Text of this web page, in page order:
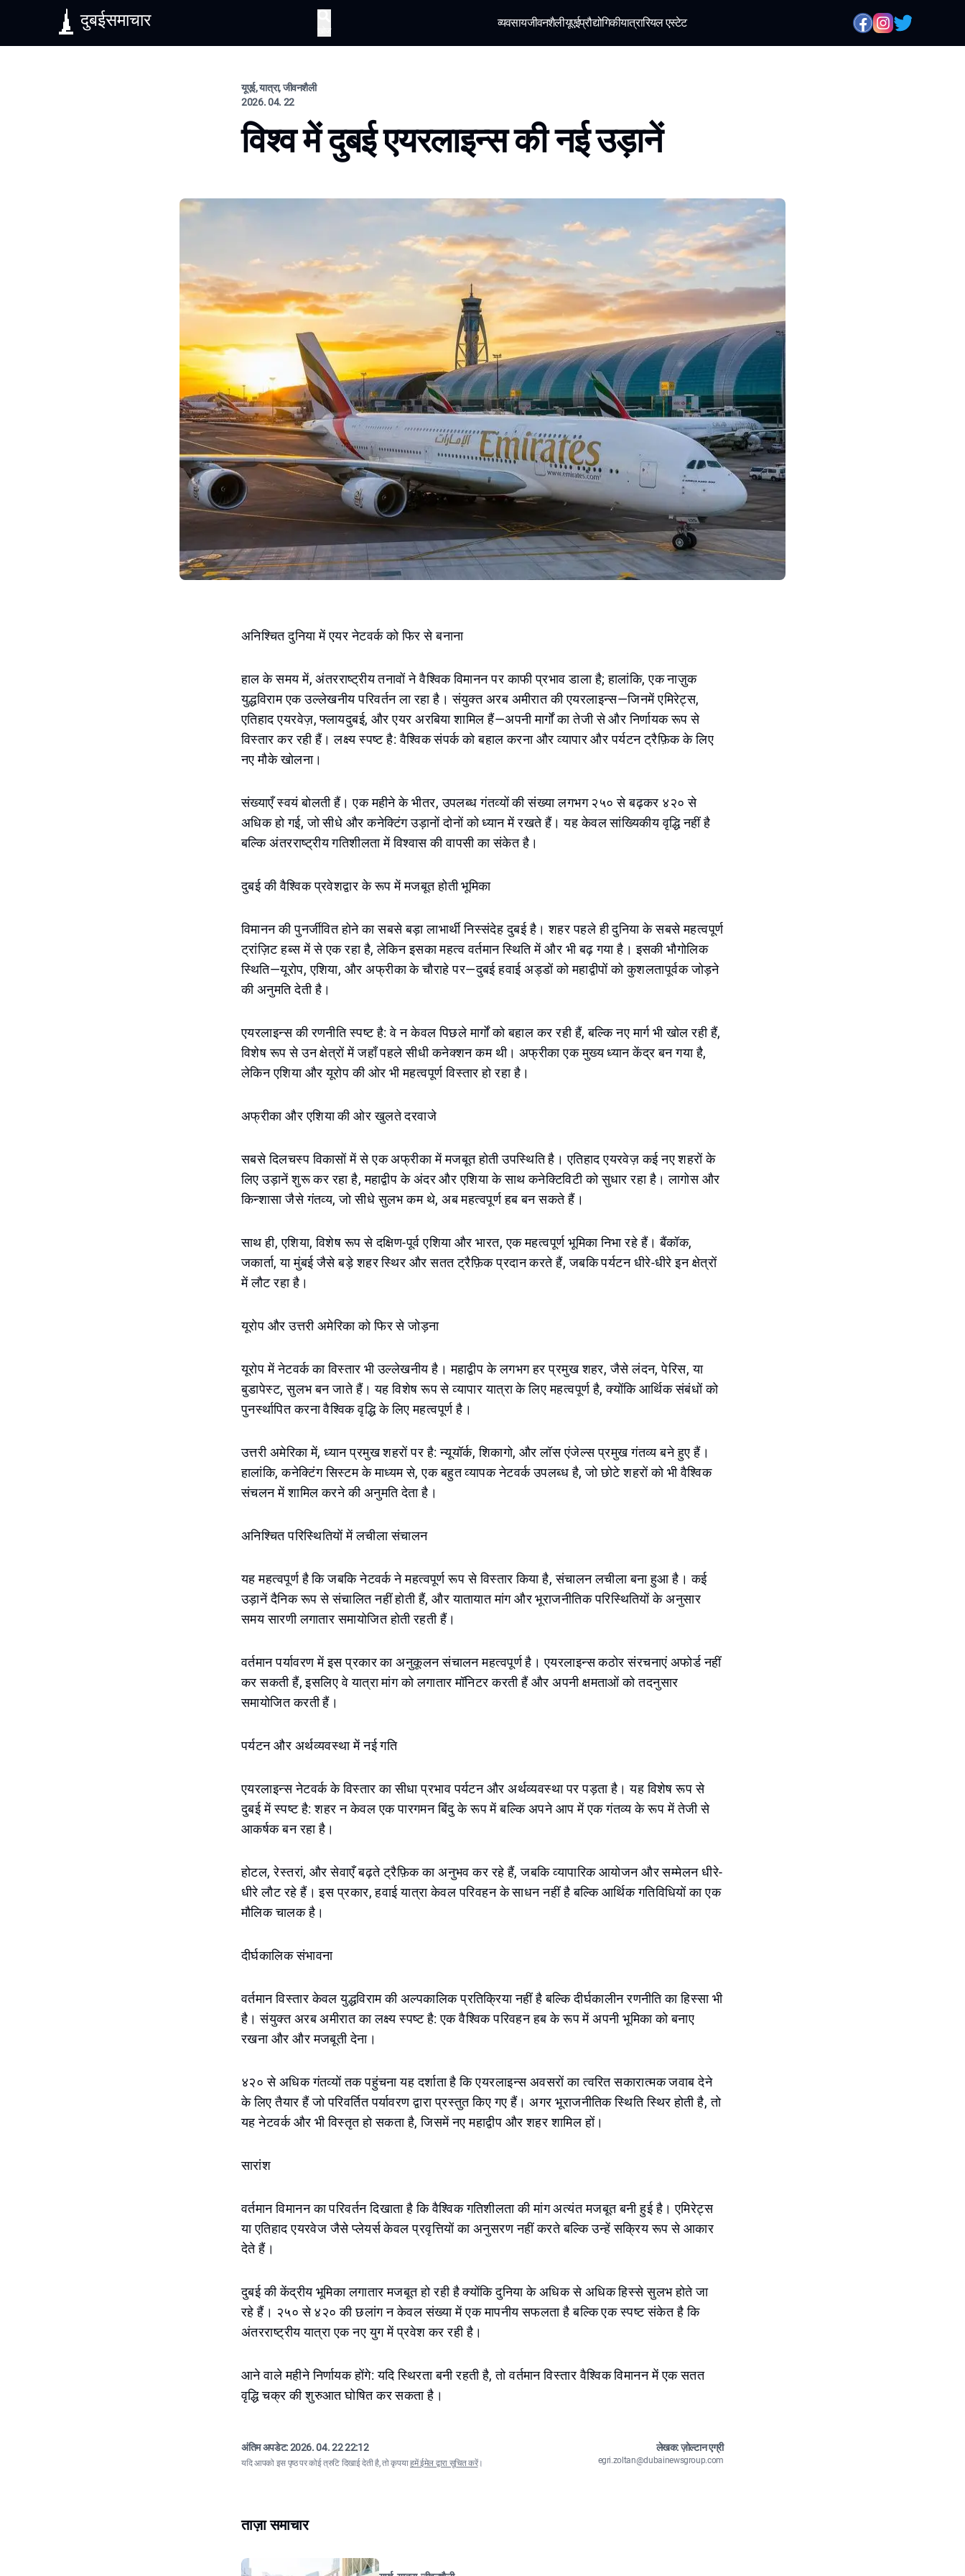
दुबईसमाचार व्यवसायजीवनशैलीयूएईप्रौद्योगिकीयात्रारियल एस्टेट
यूएई, यात्रा, जीवनशैली
2026. 04. 22
विश्व में दुबई एयरलाइन्स की नई उड़ानें
अनिश्चित दुनिया में एयर नेटवर्क को फिर से बनाना
हाल के समय में, अंतरराष्ट्रीय तनावों ने वैश्विक विमानन पर काफी प्रभाव डाला है; हालांकि, एक नाज़ुक
युद्धविराम एक उल्लेखनीय परिवर्तन ला रहा है। संयुक्त अरब अमीरात की एयरलाइन्स—जिनमें एमिरेट्स,
एतिहाद एयरवेज़, फ्लायदुबई, और एयर अरबिया शामिल हैं—अपनी मार्गों का तेजी से और निर्णायक रूप से
विस्तार कर रही हैं। लक्ष्य स्पष्ट है: वैश्विक संपर्क को बहाल करना और व्यापार और पर्यटन ट्रैफ़िक के लिए
नए मौके खोलना।
संख्याएँ स्वयं बोलती हैं। एक महीने के भीतर, उपलब्ध गंतव्यों की संख्या लगभग २५० से बढ़कर ४२० से
अधिक हो गई, जो सीधे और कनेक्टिंग उड़ानों दोनों को ध्यान में रखते हैं। यह केवल सांख्यिकीय वृद्धि नहीं है
बल्कि अंतरराष्ट्रीय गतिशीलता में विश्वास की वापसी का संकेत है।
दुबई की वैश्विक प्रवेशद्वार के रूप में मजबूत होती भूमिका
विमानन की पुनर्जीवित होने का सबसे बड़ा लाभार्थी निस्संदेह दुबई है। शहर पहले ही दुनिया के सबसे महत्वपूर्ण
ट्रांज़िट हब्स में से एक रहा है, लेकिन इसका महत्व वर्तमान स्थिति में और भी बढ़ गया है। इसकी भौगोलिक
स्थिति—यूरोप, एशिया, और अफ्रीका के चौराहे पर—दुबई हवाई अड्डों को महाद्वीपों को कुशलतापूर्वक जोड़ने
की अनुमति देती है।
एयरलाइन्स की रणनीति स्पष्ट है: वे न केवल पिछले मार्गों को बहाल कर रही हैं, बल्कि नए मार्ग भी खोल रही हैं,
विशेष रूप से उन क्षेत्रों में जहाँ पहले सीधी कनेक्शन कम थी। अफ्रीका एक मुख्य ध्यान केंद्र बन गया है,
लेकिन एशिया और यूरोप की ओर भी महत्वपूर्ण विस्तार हो रहा है।
अफ्रीका और एशिया की ओर खुलते दरवाजे
सबसे दिलचस्प विकासों में से एक अफ्रीका में मजबूत होती उपस्थिति है। एतिहाद एयरवेज़ कई नए शहरों के
लिए उड़ानें शुरू कर रहा है, महाद्वीप के अंदर और एशिया के साथ कनेक्टिविटी को सुधार रहा है। लागोस और
किन्शासा जैसे गंतव्य, जो सीधे सुलभ कम थे, अब महत्वपूर्ण हब बन सकते हैं।
साथ ही, एशिया, विशेष रूप से दक्षिण-पूर्व एशिया और भारत, एक महत्वपूर्ण भूमिका निभा रहे हैं। बैंकॉक,
जकार्ता, या मुंबई जैसे बड़े शहर स्थिर और सतत ट्रैफ़िक प्रदान करते हैं, जबकि पर्यटन धीरे-धीरे इन क्षेत्रों
में लौट रहा है।
यूरोप और उत्तरी अमेरिका को फिर से जोड़ना
यूरोप में नेटवर्क का विस्तार भी उल्लेखनीय है। महाद्वीप के लगभग हर प्रमुख शहर, जैसे लंदन, पेरिस, या
बुडापेस्ट, सुलभ बन जाते हैं। यह विशेष रूप से व्यापार यात्रा के लिए महत्वपूर्ण है, क्योंकि आर्थिक संबंधों को
पुनर्स्थापित करना वैश्विक वृद्धि के लिए महत्वपूर्ण है।
उत्तरी अमेरिका में, ध्यान प्रमुख शहरों पर है: न्यूयॉर्क, शिकागो, और लॉस एंजेल्स प्रमुख गंतव्य बने हुए हैं।
हालांकि, कनेक्टिंग सिस्टम के माध्यम से, एक बहुत व्यापक नेटवर्क उपलब्ध है, जो छोटे शहरों को भी वैश्विक
संचलन में शामिल करने की अनुमति देता है।
अनिश्चित परिस्थितियों में लचीला संचालन
यह महत्वपूर्ण है कि जबकि नेटवर्क ने महत्वपूर्ण रूप से विस्तार किया है, संचालन लचीला बना हुआ है। कई
उड़ानें दैनिक रूप से संचालित नहीं होती हैं, और यातायात मांग और भूराजनीतिक परिस्थितियों के अनुसार
समय सारणी लगातार समायोजित होती रहती हैं।
वर्तमान पर्यावरण में इस प्रकार का अनुकूलन संचालन महत्वपूर्ण है। एयरलाइन्स कठोर संरचनाएं अफोर्ड नहीं
कर सकती हैं, इसलिए वे यात्रा मांग को लगातार मॉनिटर करती हैं और अपनी क्षमताओं को तदनुसार
समायोजित करती हैं।
पर्यटन और अर्थव्यवस्था में नई गति
एयरलाइन्स नेटवर्क के विस्तार का सीधा प्रभाव पर्यटन और अर्थव्यवस्था पर पड़ता है। यह विशेष रूप से
दुबई में स्पष्ट है: शहर न केवल एक पारगमन बिंदु के रूप में बल्कि अपने आप में एक गंतव्य के रूप में तेजी से
आकर्षक बन रहा है।
होटल, रेस्तरां, और सेवाएँ बढ़ते ट्रैफ़िक का अनुभव कर रहे हैं, जबकि व्यापारिक आयोजन और सम्मेलन धीरे-
धीरे लौट रहे हैं। इस प्रकार, हवाई यात्रा केवल परिवहन के साधन नहीं है बल्कि आर्थिक गतिविधियों का एक
मौलिक चालक है।
दीर्घकालिक संभावना
वर्तमान विस्तार केवल युद्धविराम की अल्पकालिक प्रतिक्रिया नहीं है बल्कि दीर्घकालीन रणनीति का हिस्सा भी
है। संयुक्त अरब अमीरात का लक्ष्य स्पष्ट है: एक वैश्विक परिवहन हब के रूप में अपनी भूमिका को बनाए
रखना और और मजबूती देना।
४२० से अधिक गंतव्यों तक पहुंचना यह दर्शाता है कि एयरलाइन्स अवसरों का त्वरित सकारात्मक जवाब देने
के लिए तैयार हैं जो परिवर्तित पर्यावरण द्वारा प्रस्तुत किए गए हैं। अगर भूराजनीतिक स्थिति स्थिर होती है, तो
यह नेटवर्क और भी विस्तृत हो सकता है, जिसमें नए महाद्वीप और शहर शामिल हों।
सारांश
वर्तमान विमानन का परिवर्तन दिखाता है कि वैश्विक गतिशीलता की मांग अत्यंत मजबूत बनी हुई है। एमिरेट्स
या एतिहाद एयरवेज जैसे प्लेयर्स केवल प्रवृत्तियों का अनुसरण नहीं करते बल्कि उन्हें सक्रिय रूप से आकार
देते हैं।
दुबई की केंद्रीय भूमिका लगातार मजबूत हो रही है क्योंकि दुनिया के अधिक से अधिक हिस्से सुलभ होते जा
रहे हैं। २५० से ४२० की छलांग न केवल संख्या में एक मापनीय सफलता है बल्कि एक स्पष्ट संकेत है कि
अंतरराष्ट्रीय यात्रा एक नए युग में प्रवेश कर रही है।
आने वाले महीने निर्णायक होंगे: यदि स्थिरता बनी रहती है, तो वर्तमान विस्तार वैश्विक विमानन में एक सतत
वृद्धि चक्र की शुरुआत घोषित कर सकता है।
अंतिम अपडेट:2026. 04. 22 22:12
यदि आपको इस पृष्ठ पर कोई त्रुटि दिखाई देती है, तो कृपयाहमें ईमेल द्वारा सूचित करें।
लेखक: ज़ोल्टान एग्री
egri.zoltan@dubainewsgroup.com
ताज़ा समाचार